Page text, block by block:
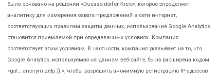
было основано на решении «Duesseldorfer Kreis», которое определяет
аналитику для измерения охвата предложений в сети интернет,
соответствующих правилам защиты данных, использование Google Analytics
становится приемлемой при определенных условиях. Компания
соответствует этим условиям. В частности, компания указывает на то, что
Google Analytics, используемая на данном веб-сайте, была расширена кодом
«gat._ anonymizeIp ();», чтобы разрешить анонимную регистрацию IP-адресов